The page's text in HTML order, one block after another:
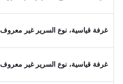
غرفة قياسية، نوع السرير غير معروف
غرفة قياسية، نوع السرير غير معروف